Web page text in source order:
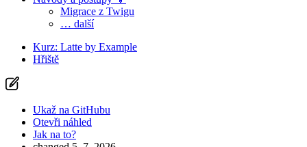
Migrace z Twigu
… další
Kurz: Latte by Example
Hřiště
Ukaž na GitHubu
Otevři náhled
Jak na to?